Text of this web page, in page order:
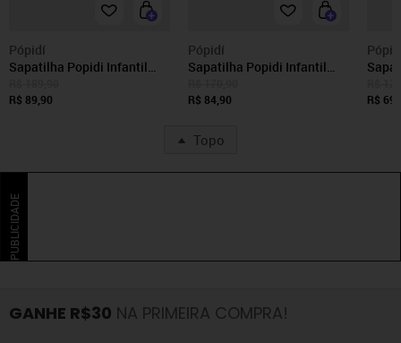
Pópidí
Sapatilha Popidi Infantil
Preto
R$ 89,90
Pópidí
Sapatilha Popidi Infantil
Rosa
R$ 84,90
R$
Topo
PUBLICIDADE
GANHE R$30 NA PRIMEIRA COMPRA!